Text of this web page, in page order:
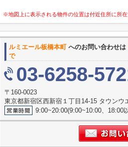
※地図上に表示される物件の位置は付近住所に所
ルミエール板橋本町へのお問い合わせは
で
03-6258-
〒160-0023
東京都新宿区西新宿１丁目14-15 タウンウ
9:00~20:00(9:00~10:00、